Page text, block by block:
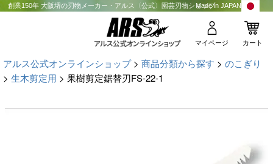
創業150年 大阪堺の刃物メーカー・アルス〈公式〉園芸刃物ショップMade in JAPAN
マイページ カート
アルス公式オンラインショップ 商品分類から探す
のこぎり
生木剪定用
果樹剪定鋸替刃FS-22-1